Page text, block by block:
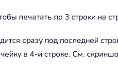
печатать по 3 строки на
сразу под последней
в 4-й строке. См.